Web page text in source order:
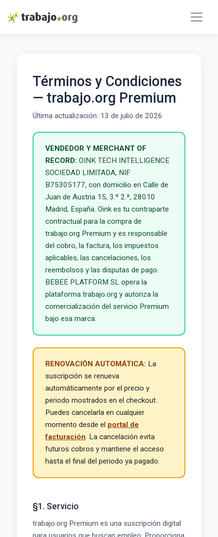
Términos y Condiciones
— trabajo.org Premium
Última actualización: 13 de julio de 2026
VENDEDOR Y MERCHANT OF
RECORD: OINK TECH INTELLIGENCE
SOCIEDAD LIMITADA, NIF
B75305177, con domicilio en Calle de
Juan de Austria 15, 3.º 2.ª, 28010
Madrid, España. Oink es tu contraparte
contractual para la compra de
trabajo.org Premium y es responsable
del cobro, la factura, los impuestos
aplicables, las cancelaciones, los
reembolsos y las disputas de pago.
BEBEE PLATFORM SL opera la
plataforma trabajo.org y autoriza la
comercialización del servicio Premium
bajo esa marca.
RENOVACIÓN AUTOMÁTICA: La
suscripción se renueva
automáticamente por el precio y
periodo mostrados en el checkout.
Puedes cancelarla en cualquier
momento desde el portal de
facturación. La cancelación evita
futuros cobros y mantiene el acceso
hasta el final del periodo ya pagado.
§1. Servicio
trabajo.org Premium es una suscripción digital